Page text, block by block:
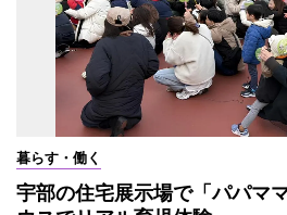
暮らす・働く
宇部の住宅展示場で「パパ